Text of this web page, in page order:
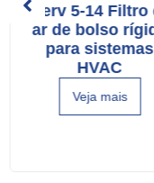
Merv 5-14 Filtro
ar de bolso
para sistemas
HVAC
Veja mais